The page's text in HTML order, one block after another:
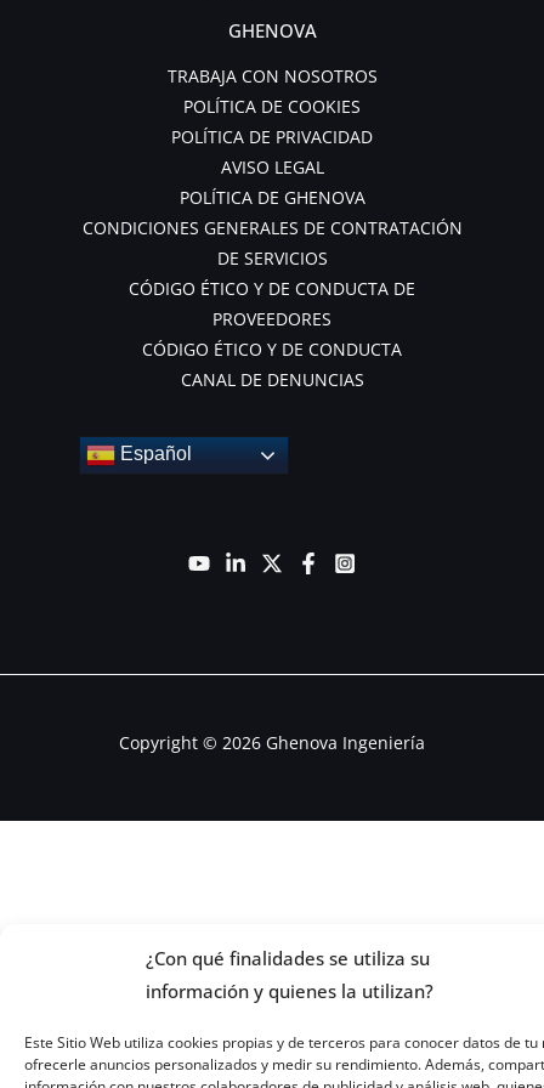
¿Con qué finalidades se utiliza su
información y quienes la utilizan?
Este Sitio Web utiliza cookies propias y de terceros para conocer datos de tu
ofrecerle anuncios personalizados y medir su rendimiento. Además,
GHENOVA
TRABAJA CON NOSOTROS
POLÍTICA DE COOKIES
POLÍTICA DE PRIVACIDAD
AVISO LEGAL
POLÍTICA DE GHENOVA
CONDICIONES GENERALES DE CONTRATACIÓN
DE SERVICIOS
CÓDIGO ÉTICO Y DE CONDUCTA DE
PROVEEDORES
CÓDIGO ÉTICO Y DE CONDUCTA
CANAL DE DENUNCIAS
Español
Copyright © 2026 Ghenova Ingeniería